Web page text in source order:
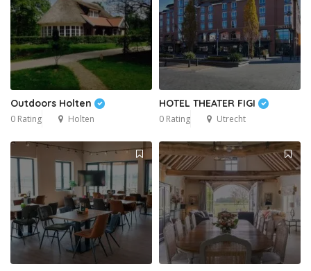
Outdoors Holten
0 Rating Holten
HOTEL THEATER FIGI
0 Rating Utrecht